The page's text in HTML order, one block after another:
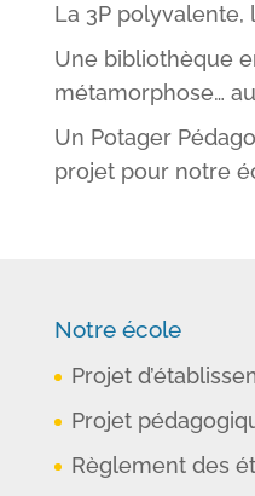
La 3P polyvalente,
Une bibliothèque
métamorphose…
Un Potager
projet pour notre
Notre école
Projet
Projet
Règlement des